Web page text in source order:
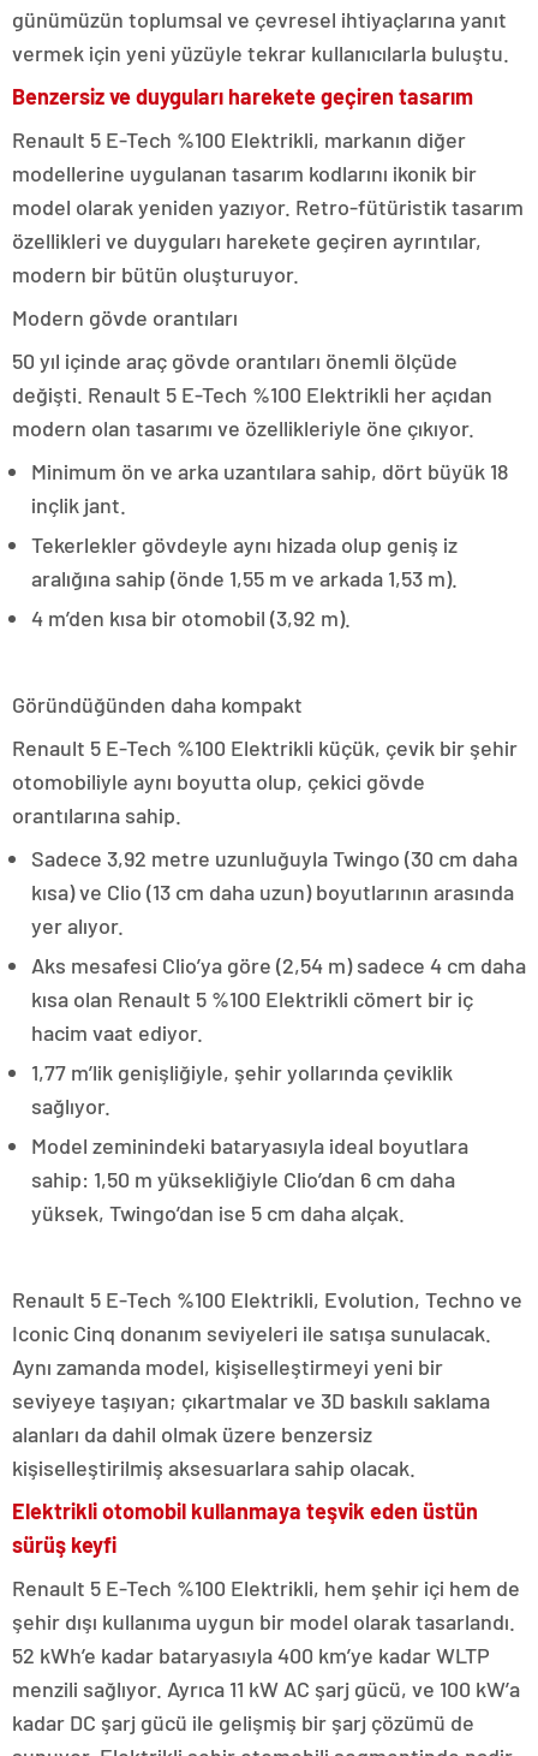
günümüzün toplumsal ve çevresel ihtiyaçlarına yanıt
vermek için yeni yüzüyle tekrar kullanıcılarla buluştu.
Benzersiz ve duyguları harekete geçiren tasarım
Renault 5 E-Tech %100 Elektrikli, markanın diğer
modellerine uygulanan tasarım kodlarını ikonik bir
model olarak yeniden yazıyor. Retro-fütüristik tasarım
özellikleri ve duyguları harekete geçiren ayrıntılar,
modern bir bütün oluşturuyor.
Modern gövde orantıları
50 yıl içinde araç gövde orantıları önemli ölçüde
değişti. Renault 5 E-Tech %100 Elektrikli her açıdan
modern olan tasarımı ve özellikleriyle öne çıkıyor.
Minimum ön ve arka uzantılara sahip, dört büyük 18
inçlik jant.
Tekerlekler gövdeyle aynı hizada olup geniş iz
aralığına sahip (önde 1,55 m ve arkada 1,53 m).
4 m’den kısa bir otomobil (3,92 m).
Göründüğünden daha kompakt
Renault 5 E-Tech %100 Elektrikli küçük, çevik bir şehir
otomobiliyle aynı boyutta olup, çekici gövde
orantılarına sahip.
Sadece 3,92 metre uzunluğuyla Twingo (30 cm daha
kısa) ve Clio (13 cm daha uzun) boyutlarının arasında
yer alıyor.
Aks mesafesi Clio’ya göre (2,54 m) sadece 4 cm daha
kısa olan Renault 5 %100 Elektrikli cömert bir iç
hacim vaat ediyor.
1,77 m’lik genişliğiyle, şehir yollarında çeviklik
sağlıyor.
Model zeminindeki bataryasıyla ideal boyutlara
sahip: 1,50 m yüksekliğiyle Clio’dan 6 cm daha
yüksek, Twingo’dan ise 5 cm daha alçak.
Renault 5 E-Tech %100 Elektrikli, Evolution, Techno ve
Iconic Cinq donanım seviyeleri ile satışa sunulacak.
Aynı zamanda model, kişiselleştirmeyi yeni bir
seviyeye taşıyan; çıkartmalar ve 3D baskılı saklama
alanları da dahil olmak üzere benzersiz
kişiselleştirilmiş aksesuarlara sahip olacak.
Elektrikli otomobil kullanmaya teşvik eden üstün
sürüş keyfi
Renault 5 E-Tech %100 Elektrikli, hem şehir içi hem de
şehir dışı kullanıma uygun bir model olarak tasarlandı.
52 kWh’e kadar bataryasıyla 400 km’ye kadar WLTP
menzili sağlıyor. Ayrıca 11 kW AC şarj gücü, ve 100 kW’a
kadar DC şarj gücü ile gelişmiş bir şarj çözümü de